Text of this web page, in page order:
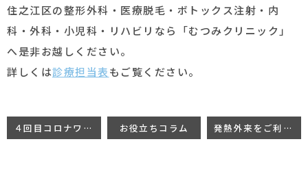
住之江区の整形外科・医療脱毛・ボトックス注射・内
科・外科・小児科・リハビリなら「むつみクリニック」
へ是非お越しください。
詳しくは診療担当表もご覧ください。
４回目コロナワクチン接種日程の変更について お役立ちコラム 発熱外来をご利用の患者様へ